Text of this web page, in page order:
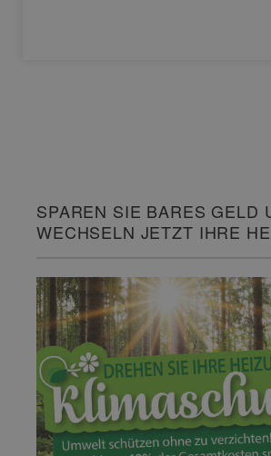
SPAREN SIE BARES GELD
WECHSELN JETZT IHRE